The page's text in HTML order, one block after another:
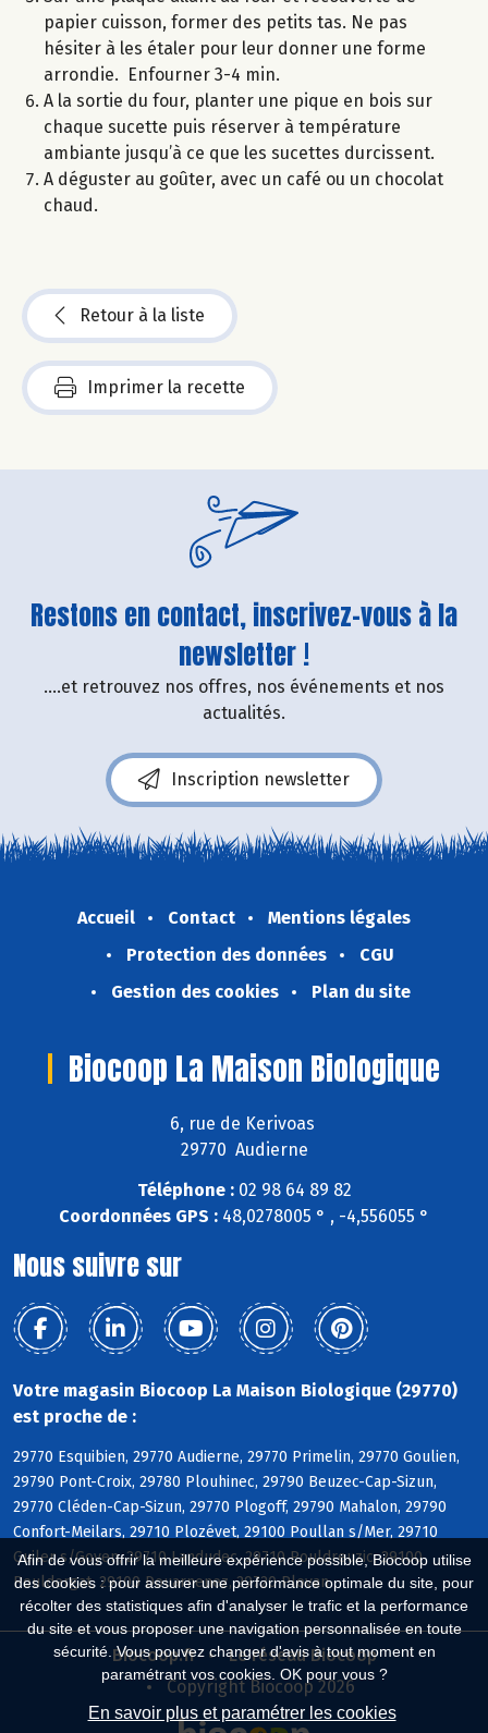
Afin de vous offrir la meilleure expérience possible, Biocoop utilise
des cookies : pour assurer une performance optimale du site, pour
récolter des statistiques afin d'analyser le trafic et la performance
du site et vous proposer une navigation personnalisée en toute
sécurité. Vous pouvez changer d'avis à tout moment en
paramétrant vos cookies. OK pour vous ?
En savoir plus et paramétrer les cookies
papier cuisson, former des petits tas. Ne pas
hésiter à les étaler pour leur donner une forme
arrondie. Enfourner 3-4 min.
A la sortie du four, planter une pique en bois sur
chaque sucette puis réserver à température
ambiante jusqu’à ce que les sucettes durcissent.
A déguster au goûter, avec un café ou un chocolat
chaud.
Retour à la liste
Imprimer la recette
Restons en contact, inscrivez-vous à la
newsletter !
....et retrouvez nos offres, nos événements et nos
actualités.
Inscription newsletter
Accueil Contact
Mentions légales
Protection des données
CGU
Gestion des cookies
Plan du site
Biocoop La Maison Biologique
6, rue de Kerivoas
29770 Audierne
Téléphone :02 98 64 89 82
Coordonnées GPS : 48,0278005 ° , -4,556055 °
Nous suivre sur
Votre magasin Biocoop La Maison Biologique (29770)
est proche de :
29770 Esquibien, 29770 Audierne, 29770 Primelin, 29770 Goulien,
29790 Pont-Croix, 29780 Plouhinec, 29790 Beuzec-Cap-Sizun,
29770 Cléden-Cap-Sizun, 29770 Plogoff, 29790 Mahalon, 29790
Confort-Meilars, 29710 Plozévet, 29100 Poullan s/Mer, 29710
Guiler s/Goyen, 29710 Landudec, 29710 Pouldreuzic, 29100
Pouldergat, 29100 Douarnenez, 29720 Plovan
Biocoop.fr
Le réseau Biocoop
Copyright Biocoop 2026